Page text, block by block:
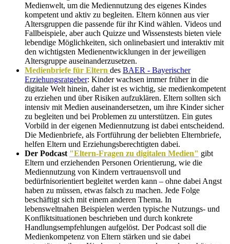
Medienwelt, um die Mediennutzung des eigenes Kindes
kompetent und aktiv zu begleiten. Eltern können aus vier
Altersgruppen die passende für ihr Kind wählen. Videos und
Fallbeispiele, aber auch Quizze und Wissenstests bieten viele
lebendige Möglichkeiten, sich onlinebasiert und interaktiv mit
den wichtigsten Medienentwicklungen in der jeweiligen
Altersgruppe auseinanderzusetzen.
Medienbriefe für Eltern des BAER - Bayerischer
Erziehungsratgeber: Kinder wachsen immer früher in die
digitale Welt hinein, daher ist es wichtig, sie medienkompetent
zu erziehen und über Risiken aufzuklären. Eltern sollten sich
intensiv mit Medien auseinandersetzen, um ihre Kinder sicher
zu begleiten und bei Problemen zu unterstützen. Ein gutes
Vorbild in der eigenen Mediennutzung ist dabei entscheidend.
Die Medienbriefe, als Fortführung der beliebten Elternbriefe,
helfen Eltern und Erziehungsberechtigten dabei.
Der Podcast "Eltern-Fragen zu digitalen Medien" gibt
Eltern und erziehenden Personen Orientierung, wie die
Mediennutzung von Kindern vertrauensvoll und
bedürfnisorientiert begleitet werden kann – ohne dabei Angst
haben zu müssen, etwas falsch zu machen. Jede Folge
beschäftigt sich mit einem anderen Thema. In
lebensweltnahen Beispielen werden typische Nutzungs- und
Konfliktsituationen beschrieben und durch konkrete
Handlungsempfehlungen aufgelöst. Der Podcast soll die
Medienkompetenz von Eltern stärken und sie dabei